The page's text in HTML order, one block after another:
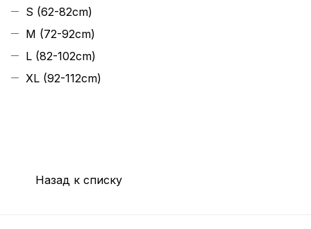
S (62-82cm)
M (72-92cm)
L (82-102cm)
XL (92-112cm)
Назад к списку